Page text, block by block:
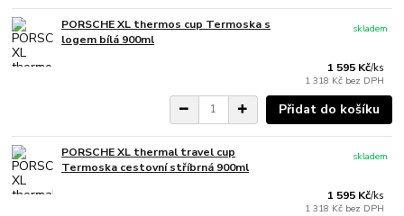
PORSCHE XL thermos cup Termoska s
logem bílá 900ml
1 595 Kč/ks
1 318 Kč bez DPH
skladem
Přidat do košíku
PORSCHE XL thermal travel cup
Termoska cestovní stříbrná 900ml
1 595 Kč/ks
1 318 Kč bez DPH
skladem